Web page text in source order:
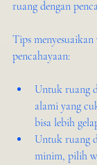
ruang dengan
Tips
pencahayaan:
Untuk ruang
alami yang
bisa lebih
Untuk ruang
minim, pilih